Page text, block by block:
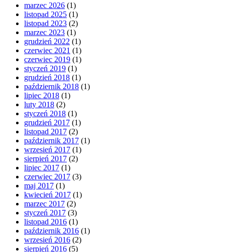
marzec 2026 (1)
listopad 2025 (1)
listopad 2023 (2)
marzec 2023 (1)
grudzień 2022 (1)
czerwiec 2021 (1)
czerwiec 2019 (1)
styczeń 2019 (1)
grudzień 2018 (1)
październik 2018 (1)
lipiec 2018 (1)
luty 2018 (2)
styczeń 2018 (1)
grudzień 2017 (1)
listopad 2017 (2)
październik 2017 (1)
wrzesień 2017 (1)
sierpień 2017 (2)
lipiec 2017 (1)
czerwiec 2017 (3)
maj 2017 (1)
kwiecień 2017 (1)
marzec 2017 (2)
styczeń 2017 (3)
listopad 2016 (1)
październik 2016 (1)
wrzesień 2016 (2)
sierpień 2016 (5)